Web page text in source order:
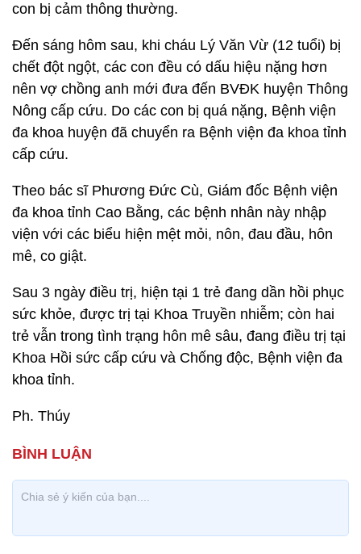
con bị cảm thông thường.
Đến sáng hôm sau, khi cháu Lý Văn Vừ (12 tuổi) bị
chết đột ngột, các con đều có dấu hiệu nặng hơn
nên vợ chồng anh mới đưa đến BVĐK huyện Thông
Nông cấp cứu. Do các con bị quá nặng, Bệnh viện
đa khoa huyện đã chuyển ra Bệnh viện đa khoa tỉnh
cấp cứu.
Theo bác sĩ Phương Đức Cù, Giám đốc Bệnh viện
đa khoa tỉnh Cao Bằng, các bệnh nhân này nhập
viện với các biểu hiện mệt mỏi, nôn, đau đầu, hôn
mê, co giật.
Sau 3 ngày điều trị, hiện tại 1 trẻ đang dần hồi phục
sức khỏe, được trị tại Khoa Truyền nhiễm; còn hai
trẻ vẫn trong tình trạng hôn mê sâu, đang điều trị tại
Khoa Hồi sức cấp cứu và Chống độc, Bệnh viện đa
khoa tỉnh.
Ph. Thúy